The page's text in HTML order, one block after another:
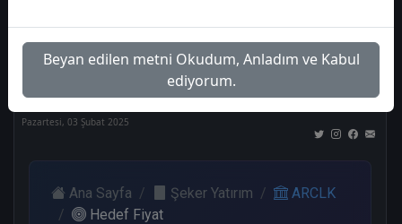
1
Pazartesi, 03 Şubat 2025
Ana Sayfa Şeker Yatırım
ARCLK
Hedef Fiyat
Beyan edilen metni Okudum, Anladım ve Kabul
ediyorum.